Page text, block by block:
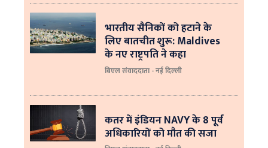
भारतीय सैनिकों को हटाने के
लिए बातचीत शुरू: Maldives
के नए राष्ट्रपति ने कहा
बिएल संवाददाता - नई दिल्‍ली
कतर में इंडियन NAVY के 8 पूर्व
अधिकारियों को मौत की सजा